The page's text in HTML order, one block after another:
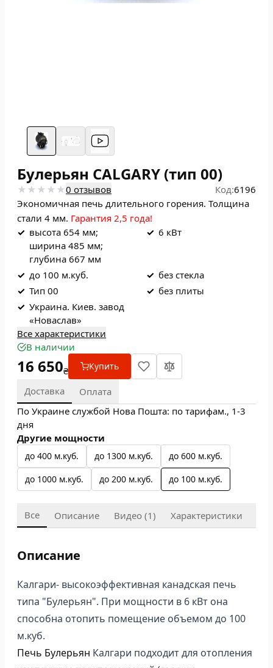
Булерьян CALGARY (тип 00)
0 отзывов Код:6196
Экономичная печь длительного горения. Толщина
стали 4 мм. Гарантия 2,5 года!
✓ высота 654 мм;
ширина 485 мм;
глубина 667 мм
✓ 6 кВт
✓ до 100 м.куб. ✓ без стекла
✓ Тип 00 ✓ без плиты
✓ Украина. Киев. завод
«Новаслав»
Все характеристики
В наличии
16 650₴ Купить
Доставка
Оплата
По Украине службой Нова Пошта: по тарифам., 1-3
дня
Другие мощности
до 400 м.куб. до 1300 м.куб.
до 600 м.куб.
до 1000 м.куб.
до 200 м.куб. до 100 м.куб.
Все Описание Видео (1) Характеристики
Описание
Калгари- высокоэффективная канадская печь
типа "Булерьян". При мощности в 6 кВт она
способна отопить помещение объемом до 100
м.куб.
Печь Булерьян Калгари подходит для отопления